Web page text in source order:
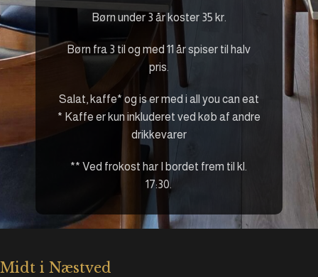
Børn under 3 år koster 35 kr.
Børn fra 3 til og med 11 år spiser til halv
pris.
Salat, kaffe* og is er med i all you can eat
* Kaffe er kun inkluderet ved køb af andre
drikkevarer
** Ved frokost har I bordet frem til kl.
17:30.
Midt i Næstved